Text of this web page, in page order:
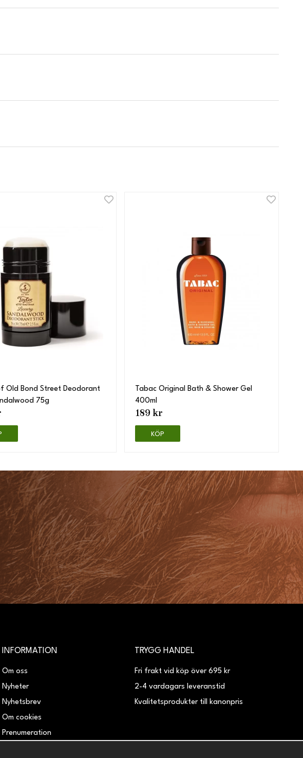
Old Bond Street Deodorant
75g
Tabac Original Bath & Shower Gel
400ml
189 kr
KÖP
INFORMATION
Om oss
Nyheter
Nyhetsbrev
Om cookies
Prenumeration
TRYGG HANDEL
Fri frakt vid köp över 695 kr
2-4 vardagars leveranstid
Kvalitetsprodukter till kanonpris